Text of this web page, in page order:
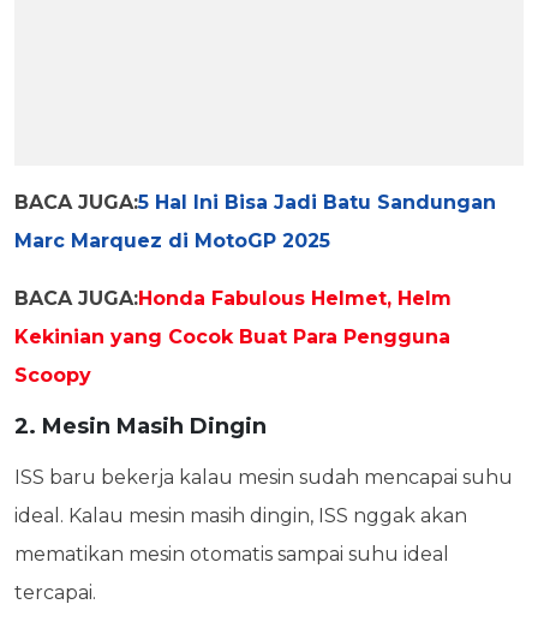
BACA JUGA:5 Hal Ini Bisa Jadi Batu Sandungan
Marc Marquez di MotoGP 2025
BACA JUGA:Honda Fabulous Helmet, Helm
Kekinian yang Cocok Buat Para Pengguna
Scoopy
2. Mesin Masih Dingin
ISS baru bekerja kalau mesin sudah mencapai suhu
ideal. Kalau mesin masih dingin, ISS nggak akan
mematikan mesin otomatis sampai suhu ideal
tercapai.